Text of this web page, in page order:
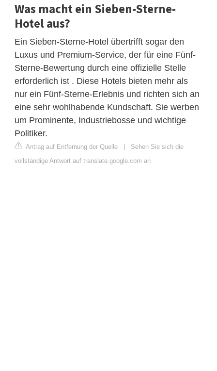
Was macht ein Sieben-Sterne-
Hotel aus?
Ein Sieben-Sterne-Hotel übertrifft sogar den
Luxus und Premium-Service, der für eine Fünf-
Sterne-Bewertung durch eine offizielle Stelle
erforderlich ist . Diese Hotels bieten mehr als
nur ein Fünf-Sterne-Erlebnis und richten sich an
eine sehr wohlhabende Kundschaft. Sie werben
um Prominente, Industriebosse und wichtige
Politiker.
Antrag auf Entfernung der Quelle | Sehen Sie sich die
vollständige Antwort auf translate.google.com an